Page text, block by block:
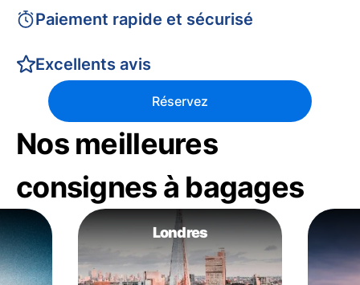
Paiement rapide et sécurisé
Excellents avis
Réservez
Nos meilleures
consignes à bagages
Londres